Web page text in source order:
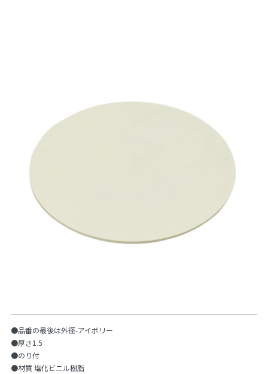
●品番の最後は外径-アイボリー
●厚さ1.5
●のり付
●材質 塩化ビニル樹脂